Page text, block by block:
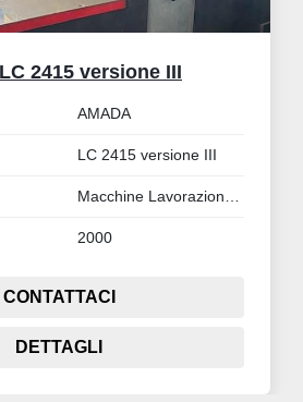
2415 versione III
AMADA
LC 2415 versione III
2000
CONTATTACI
DETTAGLI